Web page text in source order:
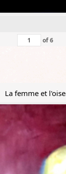
of6
La femme et